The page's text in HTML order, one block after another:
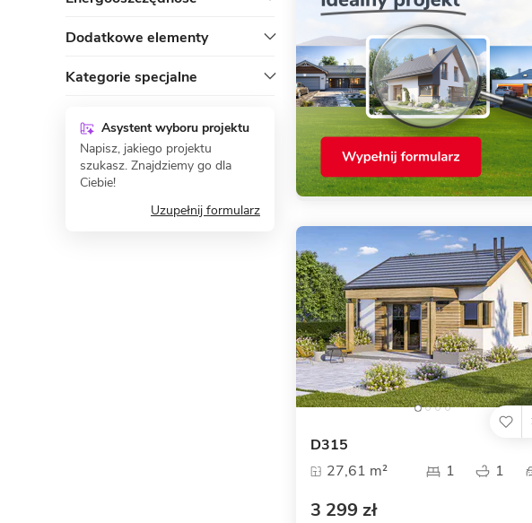
Dodatkowe elementy
Kategorie specjalne
Asystent wyboru projektu
Napisz, jakiego projektu
szukasz. Znajdziemy go dla
Ciebie!
Uzupełnij formularz
D315
27,61 m²
1 1
3 299 zł